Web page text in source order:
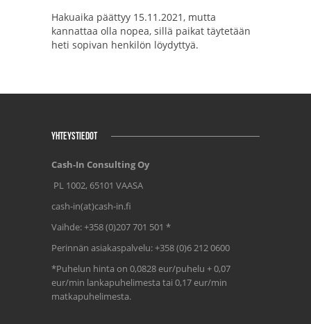
Hakuaika päättyy 15.11.2021, mutta
kannattaa olla nopea, sillä paikat täytetään
heti sopivan henkilön löydyttyä.
YHTEYSTIEDOT
Cash-In Consulting Oy
PL 1002, 65101 VAASA
cash-in(at)cash-in.fi
Vaihde: +358 (0)207 701 501 *
Perinnän asiakaspalvelu: +358 (0)6 212 0600
*Puhelun hinta on 0,0828 eur/puhelu + 0,07
eur/min lankapuhelimesta tai 0,17 eur/min
matkapuhelimesta.